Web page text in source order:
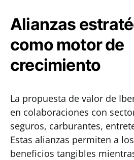
Alianzas
como motor de
crecimiento
La propuesta de valor de
en colaboraciones con
seguros, carburantes,
Estas alianzas permiten a
beneficios tangibles